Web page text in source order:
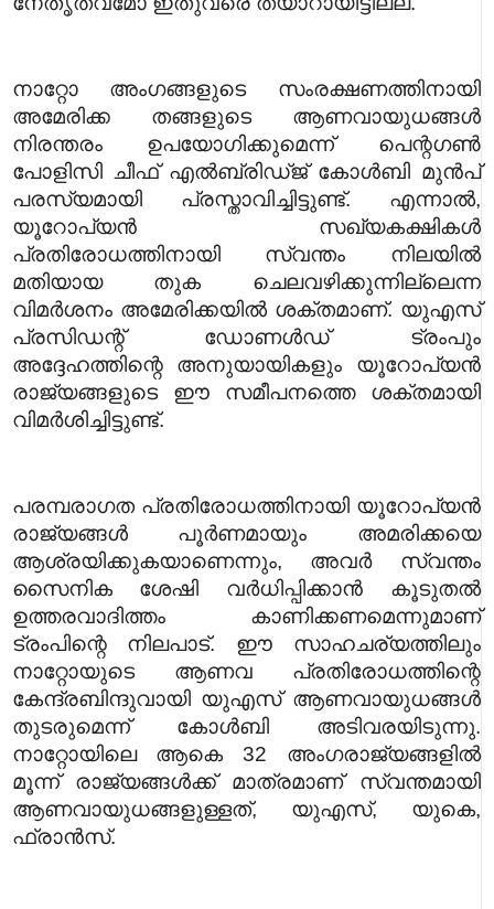
നാറ്റോ അംഗങ്ങളുടെ സംരക്ഷണത്തിനായി
അമേരിക്ക തങ്ങളുടെ ആണവായുധങ്ങൾ
നിരന്തരം ഉപയോഗിക്കുമെന്ന് പെന്റഗൺ
പോളിസി ചീഫ് എൽബ്രിഡ്ജ് കോൾബി മുൻപ്
പരസ്യമായി പ്രസ്താവിച്ചിട്ടുണ്ട്. എന്നാൽ,
യൂറോപ്യൻ സഖ്യകക്ഷികൾ
പ്രതിരോധത്തിനായി സ്വന്തം നിലയിൽ
മതിയായ തുക ചെലവഴിക്കുന്നില്ലെന്ന
വിമർശനം അമേരിക്കയിൽ ശക്തമാണ്. യുഎസ്
പ്രസിഡന്റ് ഡോണൾഡ് ട്രംപും
അദ്ദേഹത്തിന്റെ അനുയായികളും യൂറോപ്യൻ
രാജ്യങ്ങളുടെ ഈ സമീപനത്തെ ശക്തമായി
വിമർശിച്ചിട്ടുണ്ട്.
പരമ്പരാഗത പ്രതിരോധത്തിനായി യൂറോപ്യൻ
രാജ്യങ്ങൾ പൂർണമായും അമരിക്കയെ
ആശ്രയിക്കുകയാണെന്നും, അവർ സ്വന്തം
സൈനിക ശേഷി വർധിപ്പിക്കാൻ കൂടുതൽ
ഉത്തരവാദിത്തം കാണിക്കണമെന്നുമാണ്
ട്രംപിന്റെ നിലപാട്. ഈ സാഹചര്യത്തിലും
നാറ്റോയുടെ ആണവ പ്രതിരോധത്തിന്റെ
കേന്ദ്രബിന്ദുവായി യുഎസ് ആണവായുധങ്ങൾ
തുടരുമെന്ന് കോൾബി അടിവരയിടുന്നു.
നാറ്റോയിലെ ആകെ 32 അംഗരാജ്യങ്ങളിൽ
മൂന്ന് രാജ്യങ്ങൾക്ക് മാത്രമാണ് സ്വന്തമായി
ആണവായുധങ്ങളുള്ളത്, യുഎസ്, യുകെ,
ഫ്രാൻസ്.